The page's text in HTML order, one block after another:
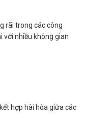
rãi trong các công
với nhiều không gian
hợp hài hòa giữa các